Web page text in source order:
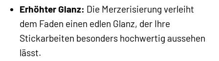
Erhöhter Glanz: Die Merzerisierung verleiht
dem Faden einen edlen Glanz, der Ihre
Stickarbeiten besonders hochwertig aussehen
lässt.